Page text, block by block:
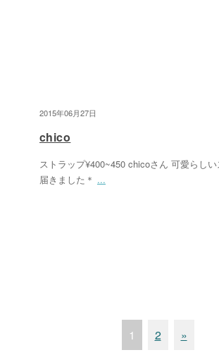
2015年06月27日
chico
ストラップ¥400~450 chicoさん 可愛らし
届きました＊ ...
1 2 »